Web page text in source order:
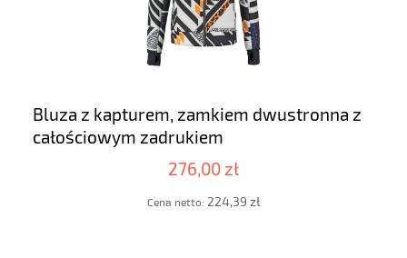
Bluza z kapturem, zamkiem dwustronna z
całościowym zadrukiem
276,00 zł
Cena netto: 224,39 zł